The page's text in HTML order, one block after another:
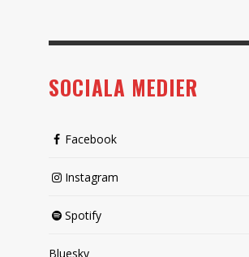
SOCIALA MEDIER
Facebook
Instagram
Spotify
Bluesky